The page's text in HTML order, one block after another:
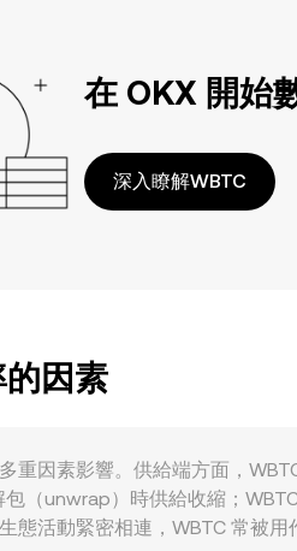
在 OKX 開始
深入瞭解WBTC
因素
重因素影響。供給端方面，
（unwrap）時供給收縮；
態活動緊密相連，WBTC 常被